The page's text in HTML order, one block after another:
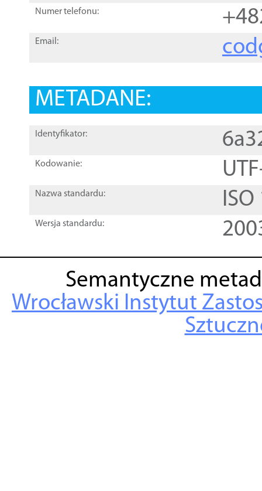
Numer telefonu:
Email:
METADANE:
Identyfikator:
Kodowanie:
Nazwa standardu:
Wersja standardu:
Semantyczne
Wrocławski Instytut